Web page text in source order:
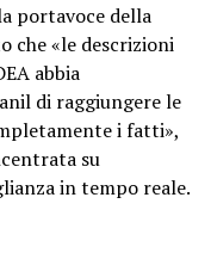
portavoce della
che «le descrizioni
abbia
di raggiungere le
i fatti»,
su
in tempo reale.